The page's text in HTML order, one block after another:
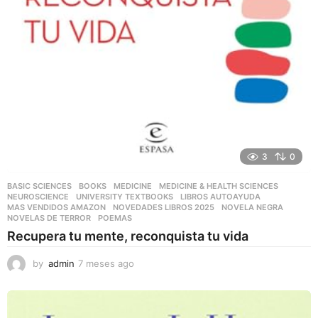
3 0
BASIC SCIENCES ,BOOKS ,MEDICINE ,MEDICINE & HEALTH SCIENCES
NEUROSCIENCE
,UNIVERSITY TEXTBOOKS LIBROS AUTOAYUDA
MAS VENDIDOS AMAZON
,NOVEDADES LIBROS 2025 ,NOVELA NEGRA
NOVELAS DE TERROR
,POEMAS
Recupera tu mente, reconquista tu vida
by admin 7 meses ago
e